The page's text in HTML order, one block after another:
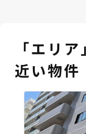
「エリ
近い物件